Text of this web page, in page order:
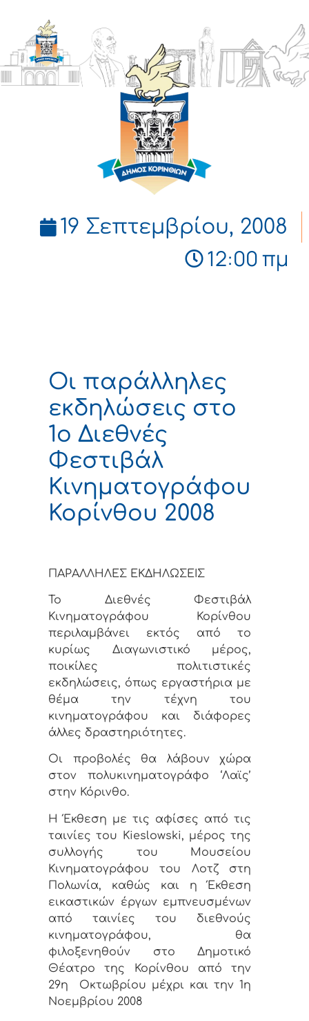
ΔΗΜΟΣ
ΚΟΡΙΝΘΙΩΝ
19 Σεπτεμβρίου, 2008
12:00 πμ
Οι παράλληλες
εκδηλώσεις στο
1o Διεθνές
Φεστιβάλ
Κινηματογράφου
Κορίνθου 2008
ΠΑΡΑΛΛΗΛΕΣ ΕΚΔΗΛΩΣΕΙΣ
Το Διεθνές Φεστιβάλ
Κινηματογράφου Κορίνθου
περιλαμβάνει εκτός από το
κυρίως Διαγωνιστικό μέρος,
ποικίλες πολιτιστικές
εκδηλώσεις, όπως εργαστήρια με
θέμα την τέχνη του
κινηματογράφου και διάφορες
άλλες δραστηριότητες.
Οι προβολές θα λάβουν χώρα
στον πολυκινηματογράφο ‘Λαϊς’
στην Κόρινθο.
Η Έκθεση με τις αφίσες από τις
ταινίες του Kieslowski, μέρος της
συλλογής του Μουσείου
Κινηματογράφου του Λοτζ στη
Πολωνία, καθώς και η Έκθεση
εικαστικών έργων εμπνευσμένων
από ταινίες του διεθνούς
κινηματογράφου, θα
φιλοξενηθούν στο Δημοτικό
Θέατρο της Κορίνθου από την
29η
Οκτωβρίου μέχρι και την 1η
Νοεμβρίου 2008